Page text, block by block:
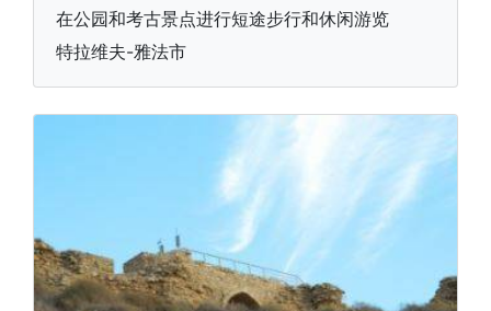
在公园和考古景点进行短途步行和休闲游览
特拉维夫-雅法市